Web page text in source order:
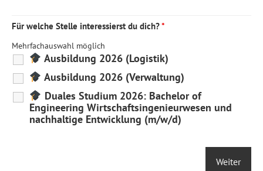
Für welche Stelle interessierst du dich?*
Ausbildung 2026 (Logistik)
Ausbildung 2026 (Verwaltung)
Duales Studium 2026: Bachelor of
Engineering Wirtschaftsingenieurwesen und
nachhaltige Entwicklung (m/w/d)
Mehrfachauswahl möglich